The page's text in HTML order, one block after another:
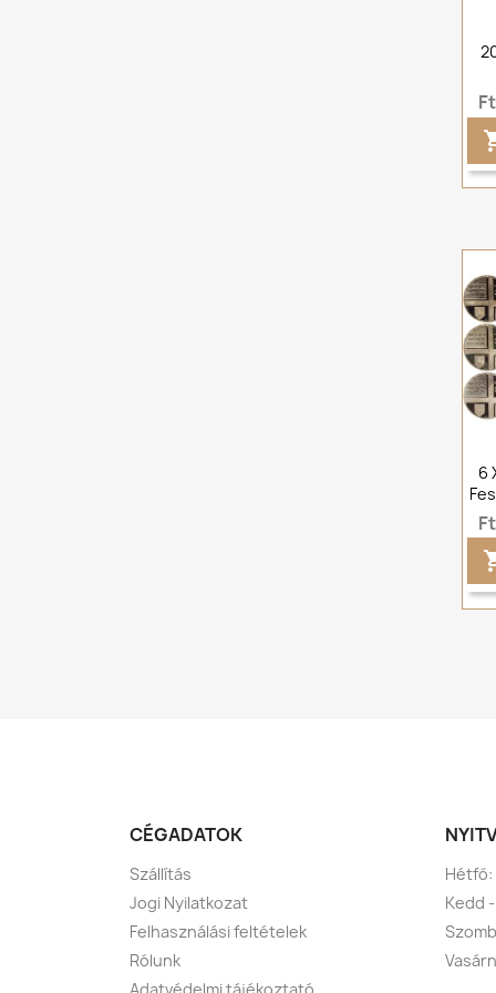
6
CÉGADATOK
Szállítás
Jogi Nyilatkozat
Felhasználási feltételek
Rólunk
Hétfő:
Kedd